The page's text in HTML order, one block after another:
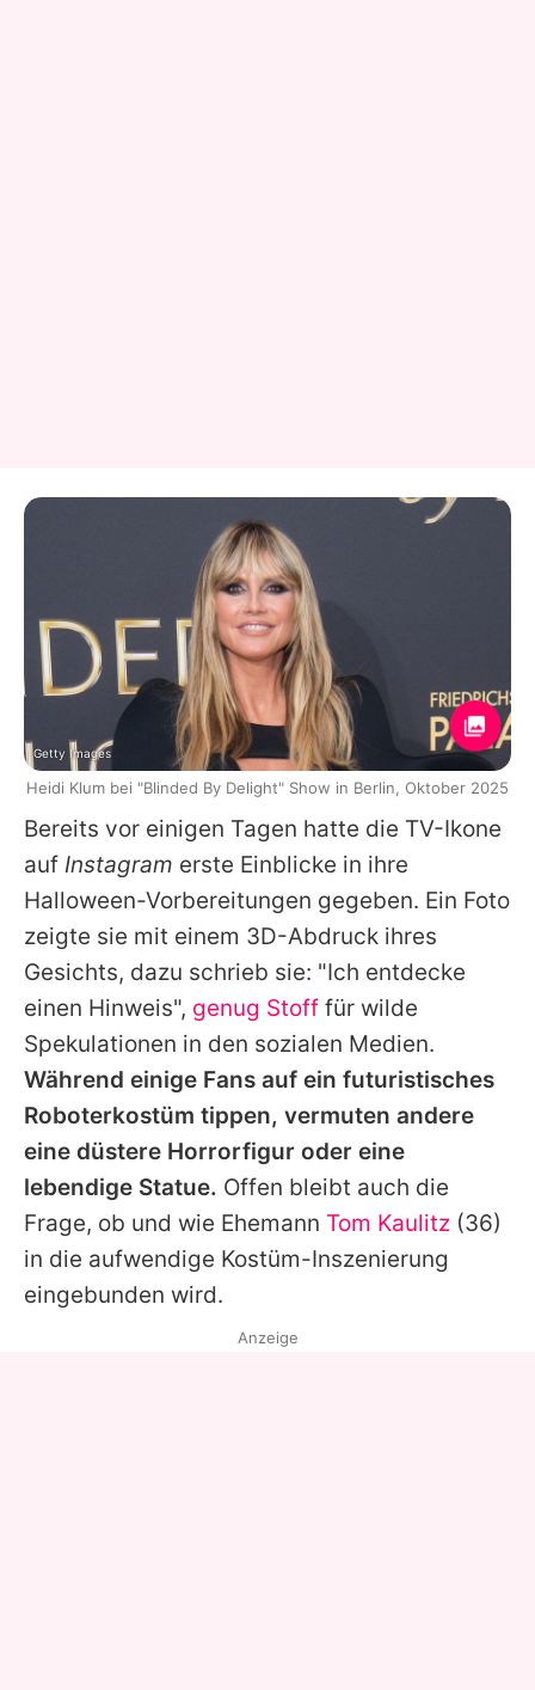
Bereits vor einigen Tagen hatte die TV-Ikone
auf Instagram erste Einblicke in ihre
Halloween-Vorbereitungen gegeben. Ein Foto
zeigte sie mit einem 3D-Abdruck ihres
Gesichts, dazu schrieb sie: "Ich entdecke
einen Hinweis", genug Stoff für wilde
Spekulationen in den sozialen Medien.
Während einige Fans auf ein futuristisches
Roboterkostüm tippen, vermuten andere
eine düstere Horrorfigur oder eine
lebendige Statue. Offen bleibt auch die
Frage, ob und wie Ehemann Tom Kaulitz (36)
in die aufwendige Kostüm-Inszenierung
eingebunden wird.
Getty Images
Heidi Klum bei "Blinded By Delight" Show in Berlin, Oktober 2025
Anzeige